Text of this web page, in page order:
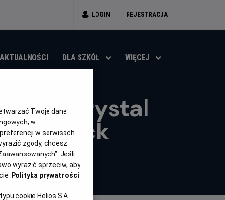
LOGIN REJESTRACJA
AKTUALNOŚCI DLA SZKÓŁ WIĘCEJ
Crystal
Donieck
Twoje dane
w
w serwisach
zgody, chcesz
Jeśli
wyrazić sprzeciw, aby
Polityka prywatności
cookie Helios S.A.